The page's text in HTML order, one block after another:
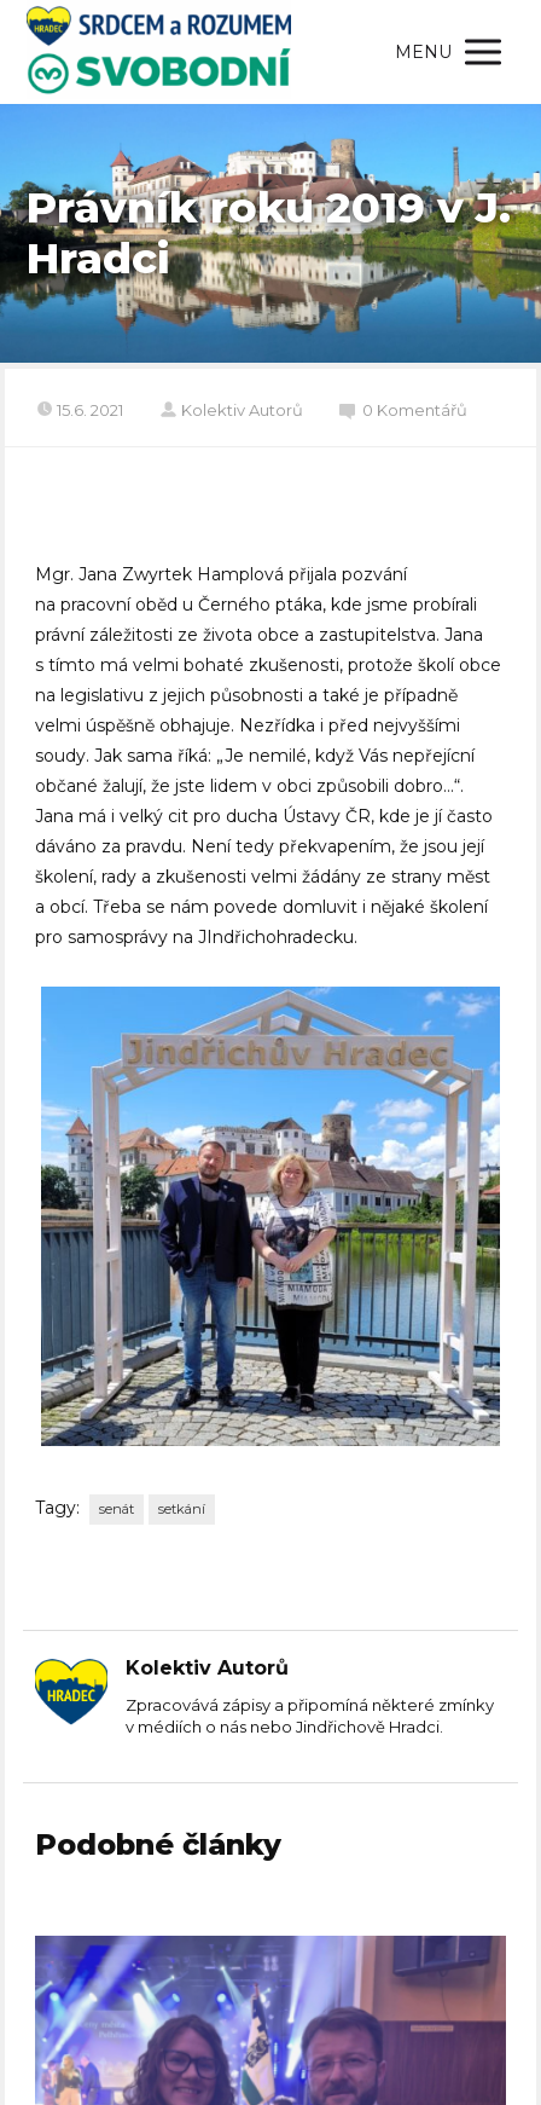
MENU
Právník roku 2019 v J.
Hradci
15.6. 2021 Kolektiv Autorů 0 Komentářů
Mgr. Jana Zwyrtek Hamplová přijala pozvání
na pracovní oběd u Černého ptáka, kde jsme probírali
právní záležitosti ze života obce a zastupitelstva. Jana
s tímto má velmi bohaté zkušenosti, protože školí obce
na legislativu z jejich působnosti a také je případně
velmi úspěšně obhajuje. Nezřídka i před nejvyššími
soudy. Jak sama říká: „Je nemilé, když Vás nepřejícní
občané žalují, že jste lidem v obci způsobili dobro…“.
Jana má i velký cit pro ducha Ústavy ČR, kde je jí často
dáváno za pravdu. Není tedy překvapením, že jsou její
školení, rady a zkušenosti velmi žádány ze strany měst
a obcí. Třeba se nám povede domluvit i nějaké školení
pro samosprávy na JIndřichohradecku.
Tagy: senát setkání
Kolektiv Autorů
Zpracovává zápisy a připomíná některé zmínky
v médiích o nás nebo Jindřichově Hradci.
Podobné články